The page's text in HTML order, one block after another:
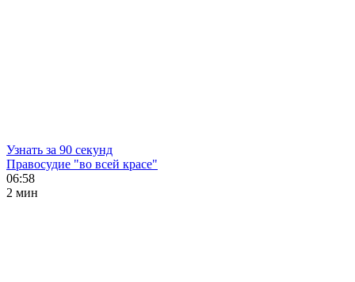
Узнать за 90 секунд
Правосудие "во всей красе"
06:58
2 мин